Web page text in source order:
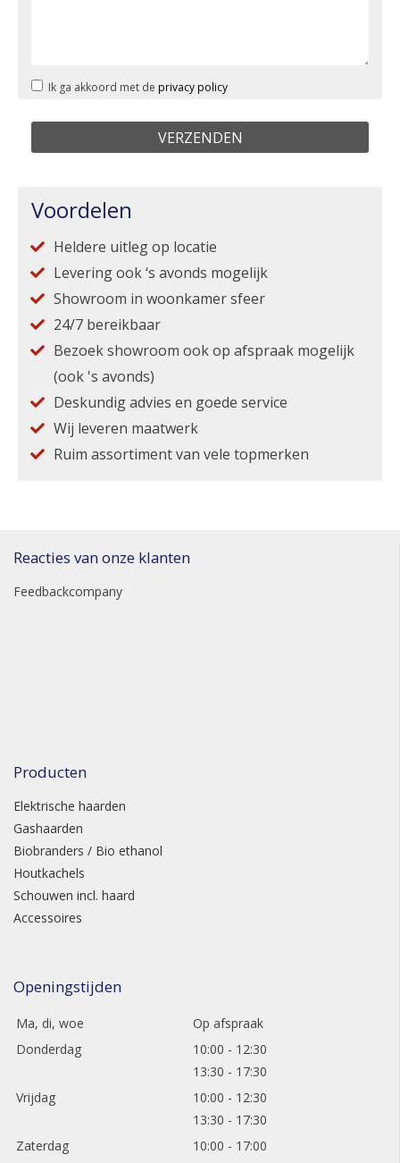
Ik ga akkoord met de privacy policy
Voordelen
Heldere uitleg op locatie
Levering ook ‘s avonds mogelijk
Showroom in woonkamer sfeer
24/7 bereikbaar
Bezoek showroom ook op afspraak mogelijk
(ook 's avonds)
Deskundig advies en goede service
Wij leveren maatwerk
Ruim assortiment van vele topmerken
Reacties van onze klanten
Feedbackcompany
Producten
Elektrische haarden
Gashaarden
Biobranders / Bio ethanol
Houtkachels
Schouwen incl. haard
Accessoires
Openingstijden
Ma, di, woe
Op afspraak
Donderdag
10:00 - 12:30
13:30 - 17:30
Vrijdag
10:00 - 12:30
13:30 - 17:30
Zaterdag
10:00 - 17:00